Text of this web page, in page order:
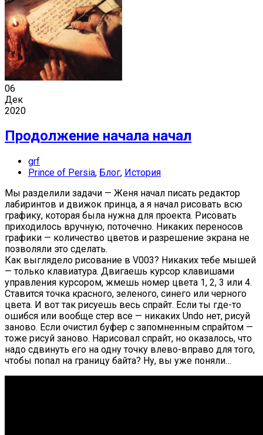
06
Дек
2020
Продолжение начала начал
grf
Prince of Persia, Блог, История
Мы разделили задачи — Женя начал писать редактор
лабиринтов и движок принца, а я начал рисовать всю
графику, которая была нужна для проекта. Рисовать
приходилось вручную, поточечно. Никаких переносов
графики — количество цветов и разрешение экрана не
позволяли это сделать.
Как выглядело рисование в V003? Никаких тебе мышей
— только клавиатура. Двигаешь курсор клавишами
управления курсором, жмешь номер цвета 1, 2, 3 или 4.
Ставится точка красного, зеленого, синего или черного
цвета. И вот так рисуешь весь спрайт. Если ты где-то
ошибся или вообще стер все — никаких Undo нет, рисуй
заново. Если очистил буфер с запомненным спрайтом —
тоже рисуй заново. Нарисовал спрайт, но оказалось, что
надо сдвинуть его на одну точку влево-вправо для того,
чтобы попал на границу байта? Ну, вы уже поняли…